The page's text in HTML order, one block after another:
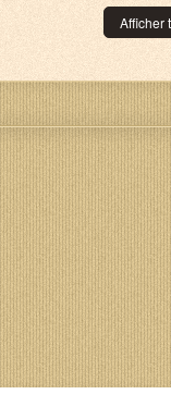
Afficher